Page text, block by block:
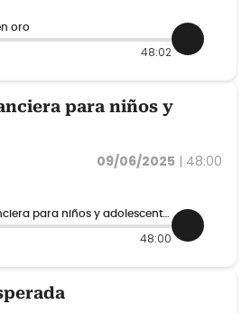
oro
48:02
para niños y
09/06/2025 | 48:00
Educación financiera para niños y adolescentes
48:00